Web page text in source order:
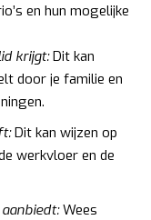
en hun mogelijke
krijgt:Dit kan
door je familie en
Dit kan wijzen op
werkvloer en de
Wees